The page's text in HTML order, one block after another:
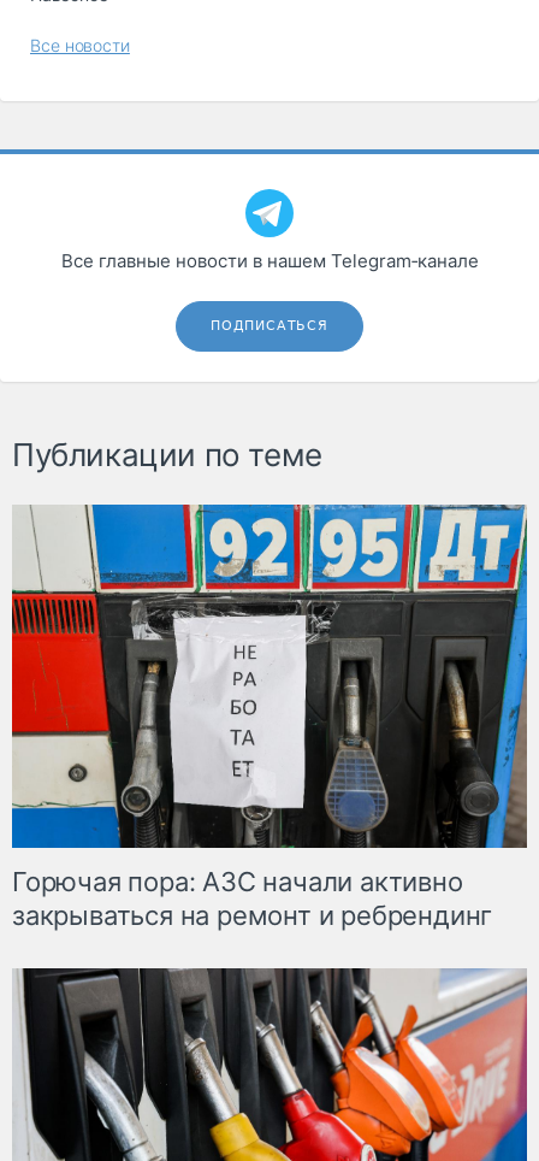
Все новости
Все главные новости в нашем Telegram‑канале
ПОДПИСАТЬСЯ
Публикации по теме
Горючая пора: АЗС начали активно
закрываться на ремонт и ребрендинг